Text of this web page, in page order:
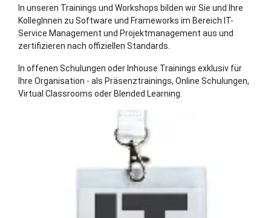
In unseren Trainings und Workshops bilden wir Sie und Ihre
KollegInnen zu Software und Frameworks im Bereich IT-
Service Management und Projektmanagement aus und
zertifizieren nach offiziellen Standards.
In offenen Schulungen oder Inhouse Trainings exklusiv für
Ihre Organisation - als Präsenztrainings, Online Schulungen,
Virtual Classrooms oder Blended Learning.